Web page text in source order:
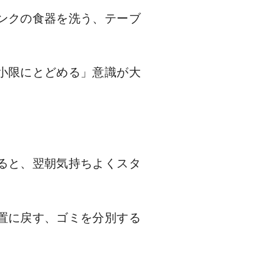
クの食器を洗う、テーブ
限にとどめる」意識が大
と、翌朝気持ちよくスタ
に戻す、ゴミを分別する